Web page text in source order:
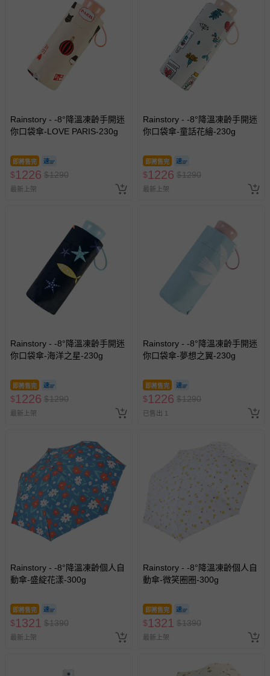
Rainstory - -8°降溫凍齡手開迷
你口袋傘-LOVE PARIS-230g
即將售完
$1226 $1290
最新上架
Rainstory - -8°降溫凍齡手開迷
你口袋傘-童話花繪-230g
即將售完
$1226 $1290
最新上架
Rainstory - -8°降溫凍齡手開迷
你口袋傘-海洋之星-230g
即將售完
$1226 $1290
最新上架
Rainstory - -8°降溫凍齡手開迷
你口袋傘-夢想之翼-230g
即將售完
$1226 $1290
已售出 1
Rainstory - -8°降溫凍齡個人自
動傘-盛綻花漾-300g
即將售完
$1321 $1390
最新上架
Rainstory - -8°降溫凍齡個人自
動傘-微笑圈圈-300g
即將售完
$1321 $1390
最新上架